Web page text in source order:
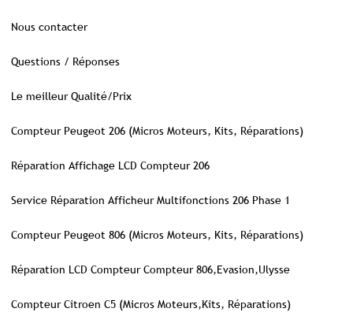
Nous contacter
Questions / Réponses
Le meilleur Qualité/Prix
Compteur Peugeot 206 (Micros Moteurs, Kits, Réparations)
Réparation Affichage LCD Compteur 206
Service Réparation Afficheur Multifonctions 206 Phase 1
Compteur Peugeot 806 (Micros Moteurs, Kits, Réparations)
Réparation LCD Compteur Compteur 806,Evasion,Ulysse
Compteur Citroen C5 (Micros Moteurs,Kits, Réparations)